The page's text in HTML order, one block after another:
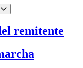
remitente